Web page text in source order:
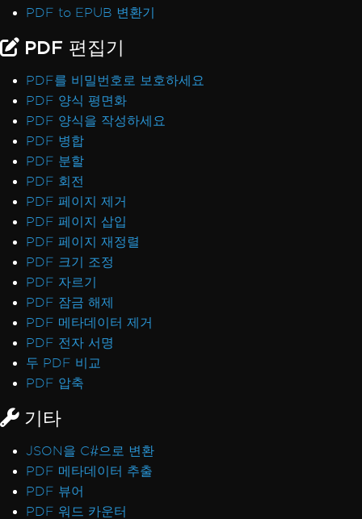
PDF to EPUB 변환기
PDF 편집기
PDF를 비밀번호로 보호하세요
PDF 양식 평면화
PDF 양식을 작성하세요
PDF 병합
PDF 분할
PDF 회전
PDF 페이지 제거
PDF 페이지 삽입
PDF 페이지 재정렬
PDF 크기 조정
PDF 자르기
PDF 잠금 해제
PDF 메타데이터 제거
PDF 전자 서명
두 PDF 비교
PDF 압축
기타
JSON을 C#으로 변환
PDF 메타데이터 추출
PDF 뷰어
PDF 워드 카운터